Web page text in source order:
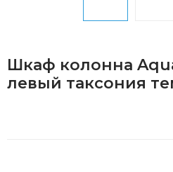
Шкаф колонна
левый таксония